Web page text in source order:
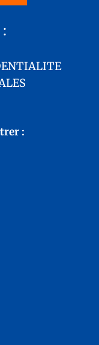
: